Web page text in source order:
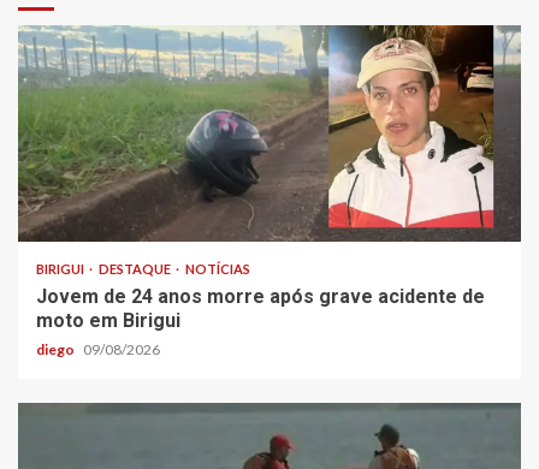
BIRIGUI DESTAQUE NOTÍCIAS
Jovem de 24 anos morre após grave acidente de
moto em Birigui
diego 09/08/2026